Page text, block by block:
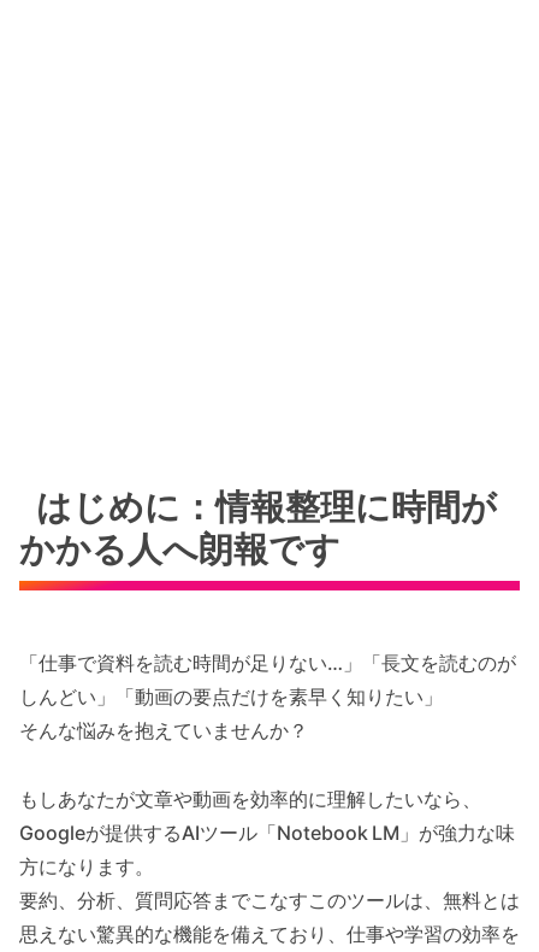
はじめに：情報整理に時間が
かかる人へ朗報です
「仕事で資料を読む時間が足りない…」「長文を読むのが
しんどい」「動画の要点だけを素早く知りたい」
そんな悩みを抱えていませんか？
もしあなたが文章や動画を効率的に理解したいなら、
Googleが提供するAIツール「Notebook LM」が強力な味
方になります。
要約、分析、質問応答までこなすこのツールは、無料とは
思えない驚異的な機能を備えており、仕事や学習の効率を